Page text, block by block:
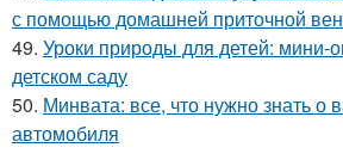
с помощью домашней приточной
49. Уроки природы для детей: мини-
детском саду
50. Минвата: все, что нужно знать о
автомобиля